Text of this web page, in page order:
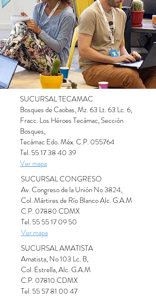
SUCURSAL TECAMAC
Bosques de Caobas, Mz. 63 Lt. 63 Lc. 6,
Fracc. Los Héroes Tecámac, Sección
Bosques,
Tecámac Edo. Méx. C.P. 055764
Tel. 55 17 38 40 39
Ver mapa
SUCURSAL CONGRESO
Av. Congreso de la Unión No 3824,
Col. Mártires de Río Blanco Alc. G.A.M
C.P. 07880 CDMX
Tel. 55 55 17 09 50
Ver mapa
SUCURSAL AMATISTA
Amatista, No 103 Lc. B,
Col. Estrella, Alc. G.A.M
C.P. 07810 CDMX
Tel. 55 57 81 00 47